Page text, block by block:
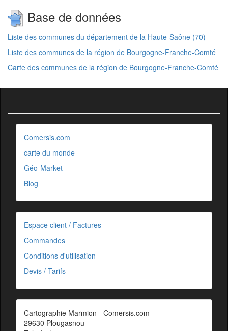
Base de données
Liste des communes du département de la Haute-Saône (70)
Liste des communes de la région de Bourgogne-Franche-Comté
Carte des communes de la région de Bourgogne-Franche-Comté
Comersis.com
carte du monde
Géo-Market
Blog
Espace client / Factures
Commandes
Conditions d'utilisation
Devis / Tarifs
Cartographie Marmion - Comersis.com
29630 Plougasnou